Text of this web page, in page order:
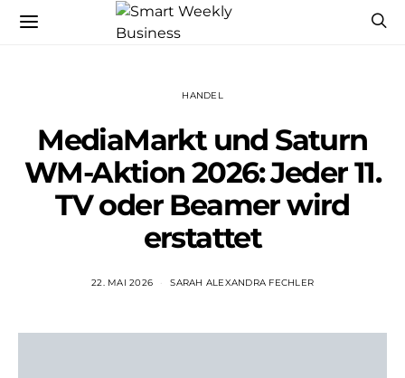
HANDEL
MediaMarkt und Saturn
WM-Aktion 2026: Jeder 11.
TV oder Beamer wird
erstattet
22. MAI 2026 SARAH ALEXANDRA FECHLER